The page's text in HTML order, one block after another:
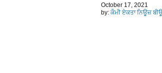
October 17, 2021
by: ਕੌਮੀ ਏਕਤਾ ਨਿਊਜ਼